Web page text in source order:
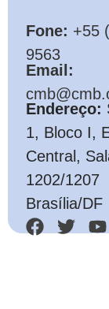
Fone: +55
9563
Email:
Endereço:
1, Bloco I,
Central,
1202/1207
Brasília/DF